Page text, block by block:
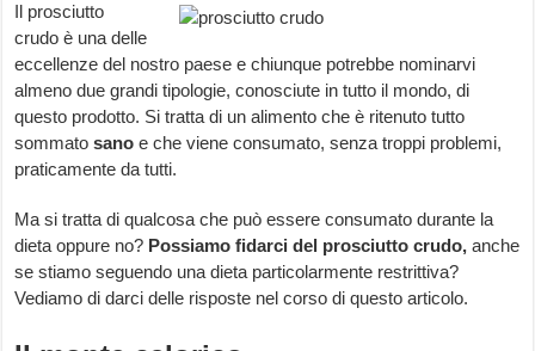
Il prosciutto
crudo è una delle
eccellenze del nostro paese e chiunque potrebbe nominarvi
almeno due grandi tipologie, conosciute in tutto il mondo, di
questo prodotto. Si tratta di un alimento che è ritenuto tutto
sommato sano e che viene consumato, senza troppi problemi,
praticamente da tutti.
Ma si tratta di qualcosa che può essere consumato durante la
dieta oppure no? Possiamo fidarci del prosciutto crudo,anche
se stiamo seguendo una dieta particolarmente restrittiva?
Vediamo di darci delle risposte nel corso di questo articolo.